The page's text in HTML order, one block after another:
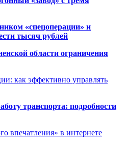
«спецоперации» и
тысяч рублей
области ограничения
как эффективно управлять
транспорта: подробности
впечатления» в интернете